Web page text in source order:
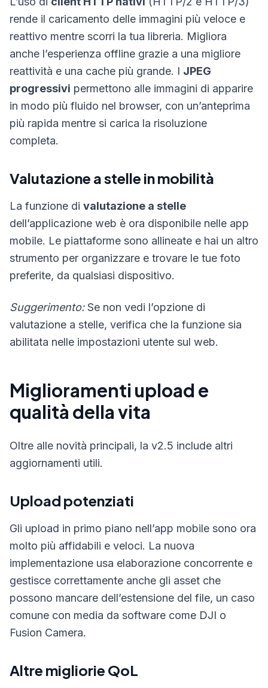
rende il caricamento delle immagini più veloce e
reattivo mentre scorri la tua libreria. Migliora
anche l’esperienza offline grazie a una migliore
reattività e una cache più grande. I JPEG
progressivi permettono alle immagini di apparire
in modo più fluido nel browser, con un’anteprima
più rapida mentre si carica la risoluzione
completa.
Valutazione a stelle in mobilità
La funzione di valutazione a stelle
dell’applicazione web è ora disponibile nelle app
mobile. Le piattaforme sono allineate e hai un altro
strumento per organizzare e trovare le tue foto
preferite, da qualsiasi dispositivo.
Suggerimento:Se non vedi l’opzione di
valutazione a stelle, verifica che la funzione sia
abilitata nelle impostazioni utente sul web.
Miglioramenti upload e
qualità della vita
Oltre alle novità principali, la v2.5 include altri
aggiornamenti utili.
Upload potenziati
Gli upload in primo piano nell’app mobile sono ora
molto più affidabili e veloci. La nuova
implementazione usa elaborazione concorrente e
gestisce correttamente anche gli asset che
possono mancare dell’estensione del file, un caso
comune con media da software come DJI o
Fusion Camera.
Altre migliorie QoL